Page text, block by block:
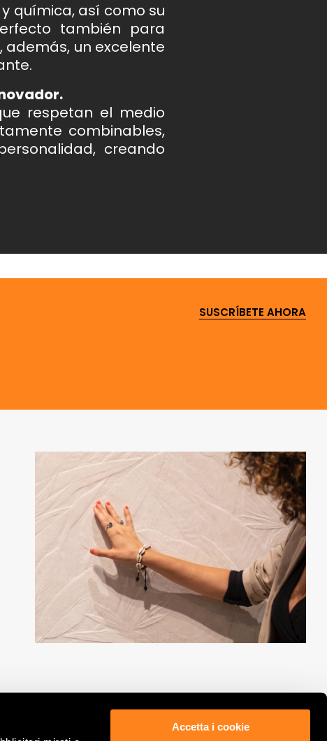
Accetta i cookie
química, así como su
también para
un excelente
respetan el medio
combinables,
creando
SUSCRÍBETE AHORA